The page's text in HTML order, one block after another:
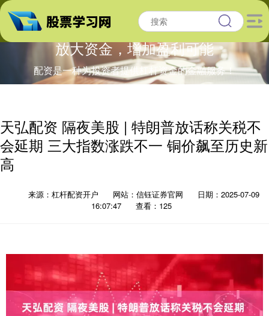
放大资金，增加盈利可能
配资是一种为投资者提供杠杆资金的金融服务！
天弘配资 隔夜美股 | 特朗普放话称关税不
会延期 三大指数涨跌不一 铜价飙至历史新
高
来源：杠杆配资开户 网站：信钰证券官网
日期：2025-07-09
16:07:47
查看：125